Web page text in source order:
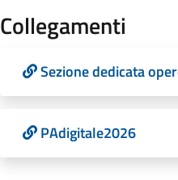
Collegamenti
Sezione dedicata
PAdigitale2026